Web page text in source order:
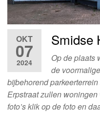
OKT
07
2024
Smidse
Op de plaats
de
bijbehorend
Erpstraat zullen
foto’s klik op de foto en